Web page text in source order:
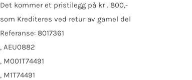
Det kommer et pristilegg på kr . 800,-
som Krediteres ved retur av gamel del
Referanse: 8017361
, AEU0882
, M001T74491
, M1T74491